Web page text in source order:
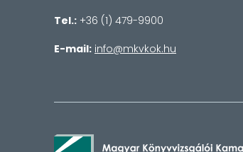
Tel.: +36 (1) 479-9900
E-mail: info@mkvkok.hu